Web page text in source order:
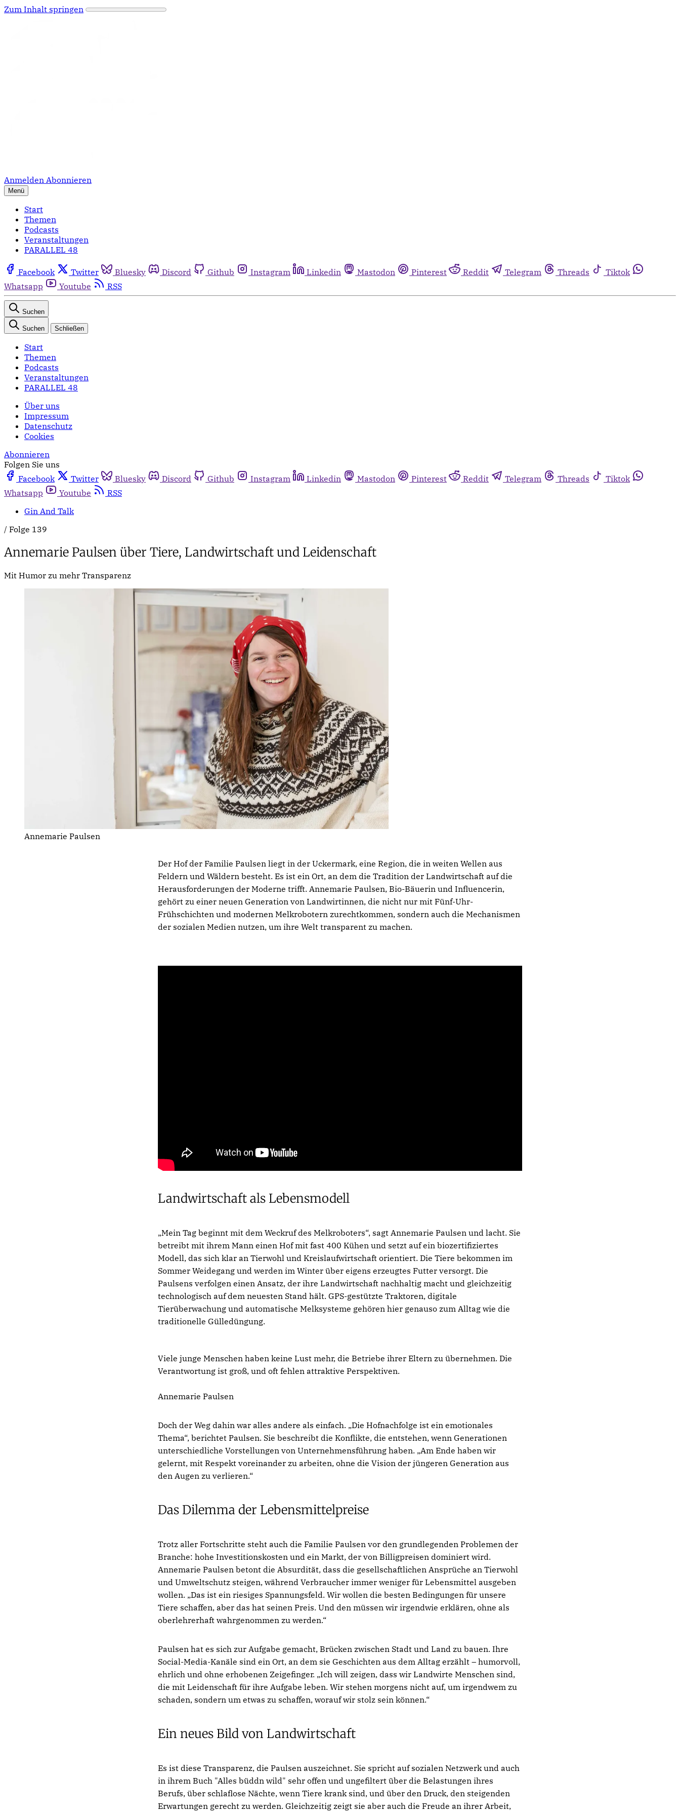
Zum Inhalt springen
Anmelden Abonnieren
Menü
Start
Themen
Podcasts
Veranstaltungen
PARALLEL 48
Facebook Twitter Bluesky Discord Github Instagram Linkedin Mastodon Pinterest Reddit Telegram Threads
Tiktok
Whatsapp
Youtube RSS
Suchen
Suchen Schließen
Start
Themen
Podcasts
Veranstaltungen
PARALLEL 48
Über uns
Impressum
Datenschutz
Cookies
Abonnieren
Folgen Sie uns
Facebook
Twitter Bluesky Discord Github Instagram Linkedin Mastodon Pinterest Reddit Telegram Threads
Tiktok
Whatsapp
Youtube
RSS
Gin And Talk
/ Folge 139
Annemarie Paulsen über Tiere, Landwirtschaft und Leidenschaft
Mit Humor zu mehr Transparenz
Annemarie Paulsen
Der Hof der Familie Paulsen liegt in der Uckermark, eine Region, die in weiten Wellen aus
Feldern und Wäldern besteht. Es ist ein Ort, an dem die Tradition der Landwirtschaft auf die
Herausforderungen der Moderne trifft. Annemarie Paulsen, Bio-Bäuerin und Influencerin,
gehört zu einer neuen Generation von Landwirtinnen, die nicht nur mit Fünf-Uhr-
Frühschichten und modernen Melkrobotern zurechtkommen, sondern auch die Mechanismen
der sozialen Medien nutzen, um ihre Welt transparent zu machen.
Landwirtschaft als Lebensmodell
„Mein Tag beginnt mit dem Weckruf des Melkroboters“, sagt Annemarie Paulsen und lacht. Sie
betreibt mit ihrem Mann einen Hof mit fast 400 Kühen und setzt auf ein biozertifiziertes
Modell, das sich klar an Tierwohl und Kreislaufwirtschaft orientiert. Die Tiere bekommen im
Sommer Weidegang und werden im Winter über eigens erzeugtes Futter versorgt. Die
Paulsens verfolgen einen Ansatz, der ihre Landwirtschaft nachhaltig macht und gleichzeitig
technologisch auf dem neuesten Stand hält. GPS-gestützte Traktoren, digitale
Tierüberwachung und automatische Melksysteme gehören hier genauso zum Alltag wie die
traditionelle Gülledüngung.
Viele junge Menschen haben keine Lust mehr, die Betriebe ihrer Eltern zu übernehmen. Die
Verantwortung ist groß, und oft fehlen attraktive Perspektiven.
Annemarie Paulsen
Doch der Weg dahin war alles andere als einfach. „Die Hofnachfolge ist ein emotionales
Thema“, berichtet Paulsen. Sie beschreibt die Konflikte, die entstehen, wenn Generationen
unterschiedliche Vorstellungen von Unternehmensführung haben. „Am Ende haben wir
gelernt, mit Respekt voreinander zu arbeiten, ohne die Vision der jüngeren Generation aus
den Augen zu verlieren.“
Das Dilemma der Lebensmittelpreise
Trotz aller Fortschritte steht auch die Familie Paulsen vor den grundlegenden Problemen der
Branche: hohe Investitionskosten und ein Markt, der von Billigpreisen dominiert wird.
Annemarie Paulsen betont die Absurdität, dass die gesellschaftlichen Ansprüche an Tierwohl
und Umweltschutz steigen, während Verbraucher immer weniger für Lebensmittel ausgeben
wollen. „Das ist ein riesiges Spannungsfeld. Wir wollen die besten Bedingungen für unsere
Tiere schaffen, aber das hat seinen Preis. Und den müssen wir irgendwie erklären, ohne als
oberlehrerhaft wahrgenommen zu werden.“
Paulsen hat es sich zur Aufgabe gemacht, Brücken zwischen Stadt und Land zu bauen. Ihre
Social-Media-Kanäle sind ein Ort, an dem sie Geschichten aus dem Alltag erzählt – humorvoll,
ehrlich und ohne erhobenen Zeigefinger. „Ich will zeigen, dass wir Landwirte Menschen sind,
die mit Leidenschaft für ihre Aufgabe leben. Wir stehen morgens nicht auf, um irgendwem zu
schaden, sondern um etwas zu schaffen, worauf wir stolz sein können.“
Ein neues Bild von Landwirtschaft
Es ist diese Transparenz, die Paulsen auszeichnet. Sie spricht auf sozialen Netzwerk und auch
in ihrem Buch "Alles büddn wild" sehr offen und ungefiltert über die Belastungen ihres
Berufs, über schlaflose Nächte, wenn Tiere krank sind, und über den Druck, den steigenden
Erwartungen gerecht zu werden. Gleichzeitig zeigt sie aber auch die Freude an ihrer Arbeit,